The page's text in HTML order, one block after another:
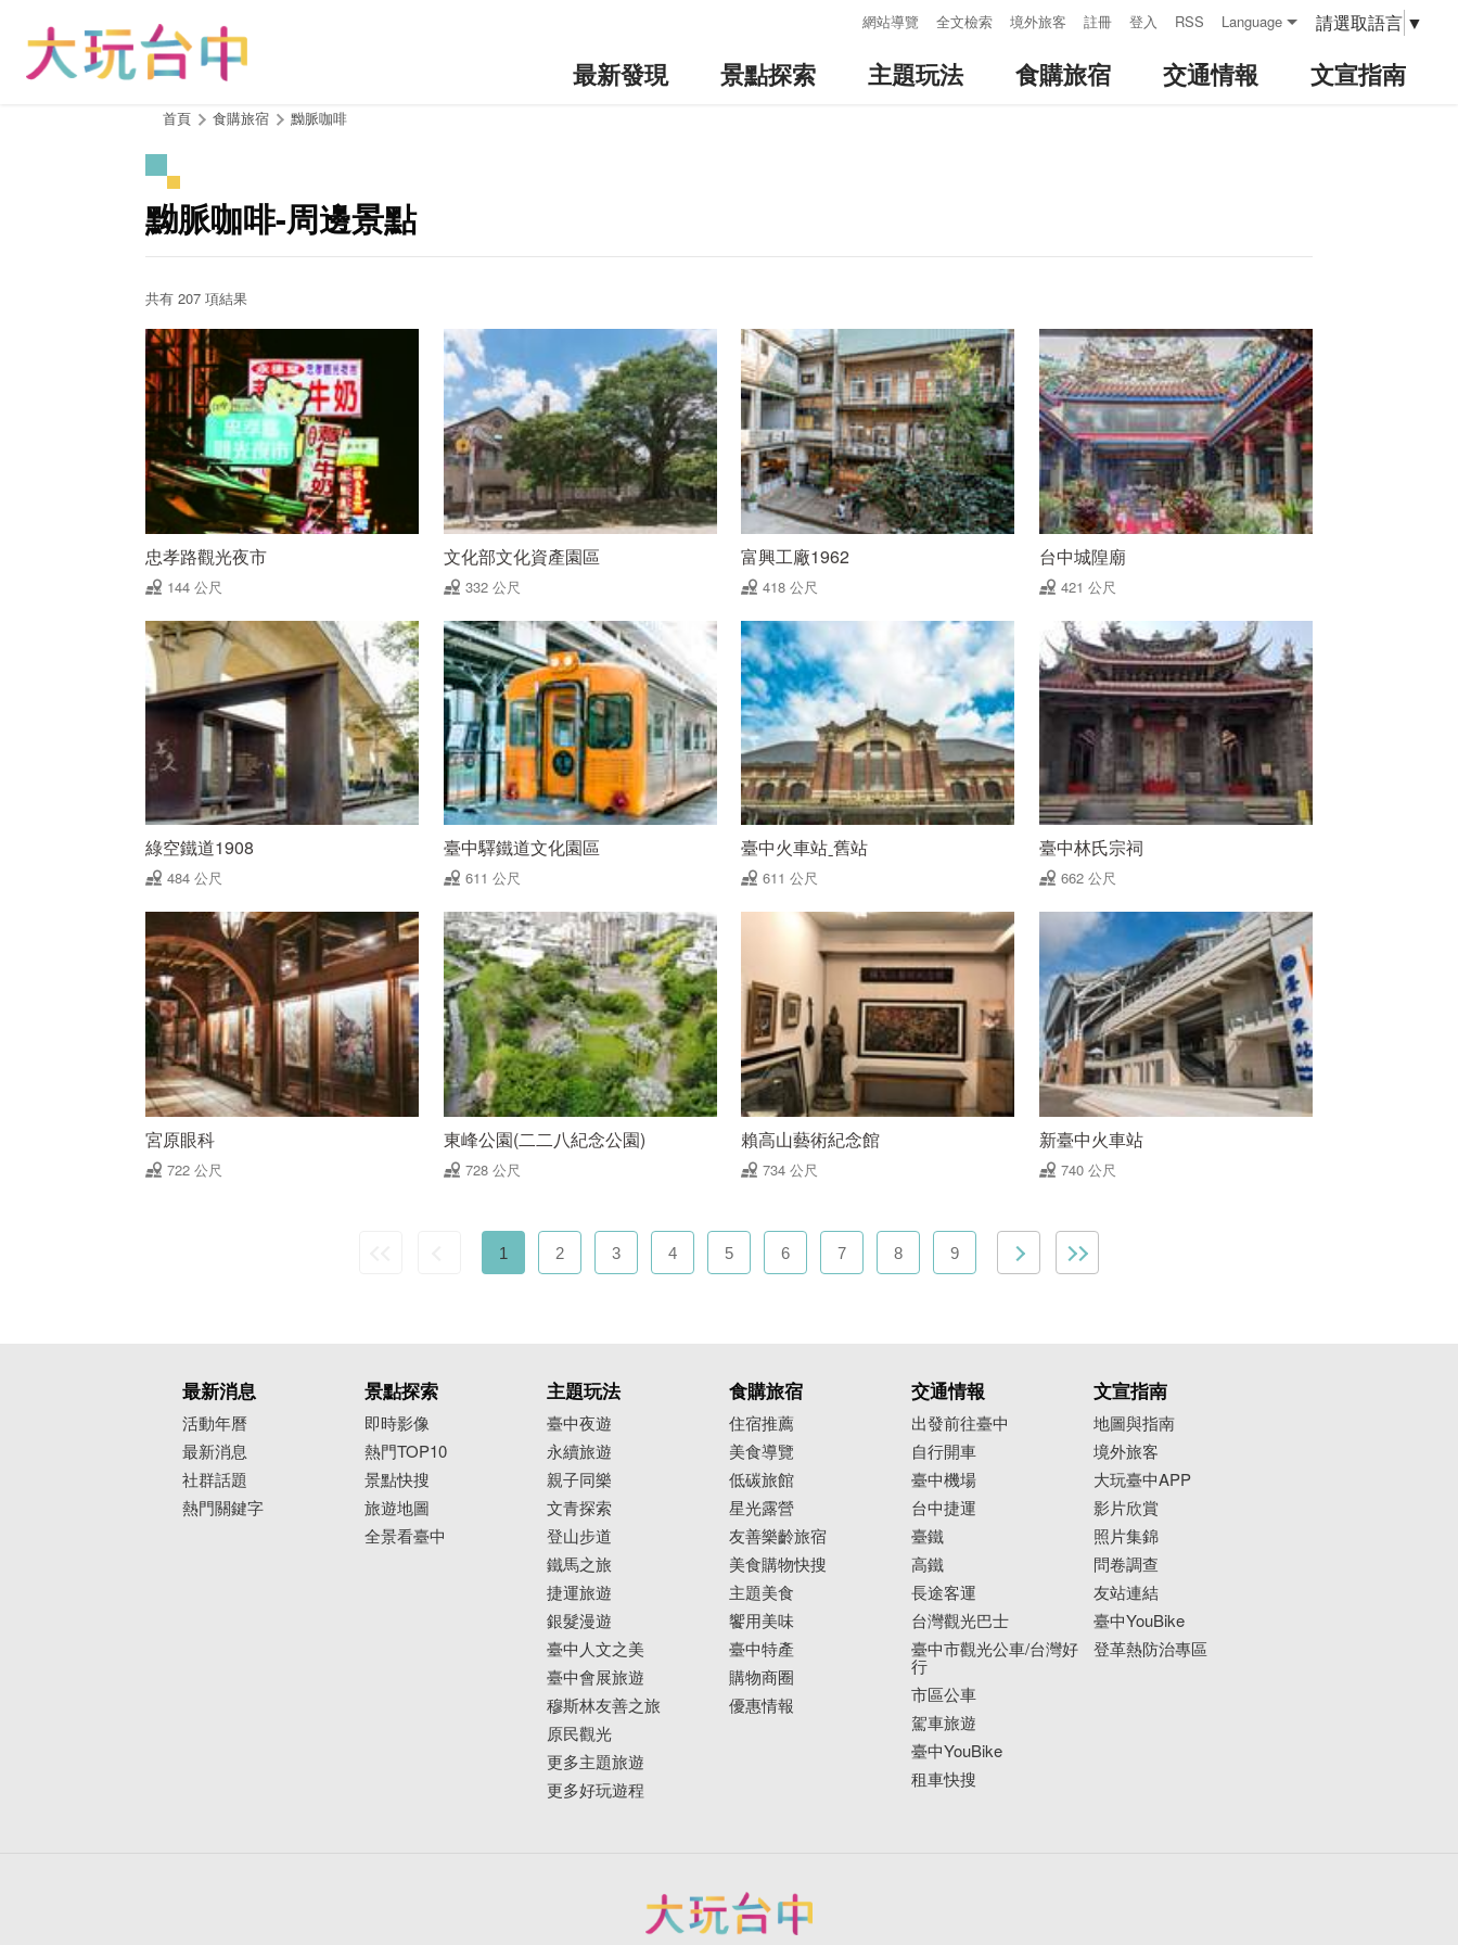
網站導覽 全文檢索 境外旅客 註冊 登入 RSS Language 請選取語言 ▼
最新發現 景點探索 主題玩法 食購旅宿 交通情報 文宣指南
首頁 食購旅宿 黝脈咖啡
黝脈咖啡-周邊景點
共有 207 項結果
忠孝路觀光夜市
144 公尺
文化部文化資產園區
332 公尺
富興工廠1962
418 公尺
台中城隍廟
421 公尺
綠空鐵道1908
484 公尺
臺中驛鐵道文化園區
611 公尺
臺中火車站ˍ舊站
611 公尺
臺中林氏宗祠
662 公尺
宮原眼科
722 公尺
東峰公園(二二八紀念公園)
728 公尺
賴高山藝術紀念館
734 公尺
新臺中火車站
740 公尺
1 2 3 4 5 6 7 8 9
最新消息
活動年曆
最新消息
社群話題
熱門關鍵字
景點探索
即時影像
熱門TOP10
景點快搜
旅遊地圖
全景看臺中
主題玩法
臺中夜遊
永續旅遊
親子同樂
文青探索
登山步道
鐵馬之旅
捷運旅遊
銀髮漫遊
臺中人文之美
臺中會展旅遊
穆斯林友善之旅
原民觀光
更多主題旅遊
更多好玩遊程
食購旅宿
住宿推薦
美食導覽
低碳旅館
星光露營
友善樂齡旅宿
美食購物快搜
主題美食
饗用美味
臺中特產
購物商圈
優惠情報
交通情報
出發前往臺中
自行開車
臺中機場
台中捷運
臺鐵
高鐵
長途客運
台灣觀光巴士
臺中市觀光公車/台灣好
行
市區公車
駕車旅遊
臺中YouBike
租車快搜
文宣指南
地圖與指南
境外旅客
大玩臺中APP
影片欣賞
照片集錦
問卷調查
友站連結
臺中YouBike
登革熱防治專區